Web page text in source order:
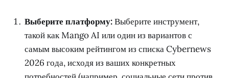
Выберите платформу:Выберите инструмент,
такой как Mango AI или один из вариантов с
самым высоким рейтингом из списка Cybernews
2026 года, исходя из ваших конкретных